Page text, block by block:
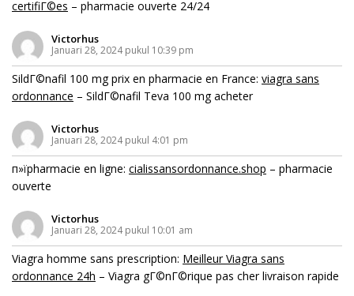
certifiГ©es – pharmacie ouverte 24/24
Victorhus
Januari 28, 2024 pukul 10:39 pm
SildГ©nafil 100 mg prix en pharmacie en France: viagra sans
ordonnance – SildГ©nafil Teva 100 mg acheter
Victorhus
Januari 28, 2024 pukul 4:01 pm
п»їpharmacie en ligne: cialissansordonnance.shop – pharmacie
ouverte
Victorhus
Januari 28, 2024 pukul 10:01 am
Viagra homme sans prescription: Meilleur Viagra sans
ordonnance 24h – Viagra gГ©nГ©rique pas cher livraison rapide